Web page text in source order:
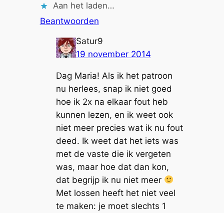
Aan het laden…
Beantwoorden
Satur9
19 november 2014
Dag Maria! Als ik het patroon
nu herlees, snap ik niet goed
hoe ik 2x na elkaar fout heb
kunnen lezen, en ik weet ook
niet meer precies wat ik nu fout
deed. Ik weet dat het iets was
met de vaste die ik vergeten
was, maar hoe dat dan kon,
dat begrijp ik nu niet meer
Met lossen heeft het niet veel
te maken: je moet slechts 1